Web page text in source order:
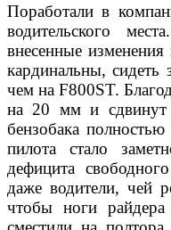
Поработали в
водительского
внесенные изменения
кардинальны, сидеть
чем на F800ST.
на 20 мм и
бензобака полностью
пилота стало
дефицита
даже водители, чей
чтобы ноги